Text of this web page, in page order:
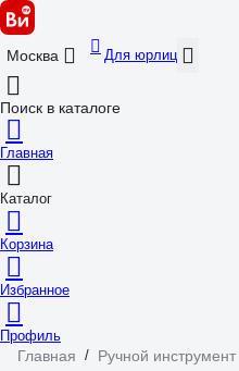
Москва Для юрлиц
Поиск в каталоге
Главная
Каталог
Корзина
Избранное
Профиль
Главная / Ручной инструмент